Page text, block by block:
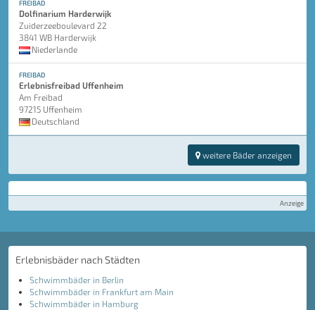
FREIBAD
Dolfinarium Harderwijk
Zuiderzeeboulevard 22
3841 WB Harderwijk
Niederlande
FREIBAD
Erlebnisfreibad Uffenheim
Am Freibad
97215 Uffenheim
Deutschland
weitere Bäder anzeigen
Anzeige
Erlebnisbäder nach Städten
Schwimmbäder in Berlin
Schwimmbäder in Frankfurt am Main
Schwimmbäder in Hamburg